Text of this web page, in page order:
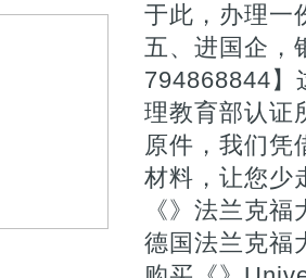
于此，办理一
五、进国企，
794868844】
理教育部认证
原件，我们凭
材料，让您少
《》法兰克
德国法兰克福